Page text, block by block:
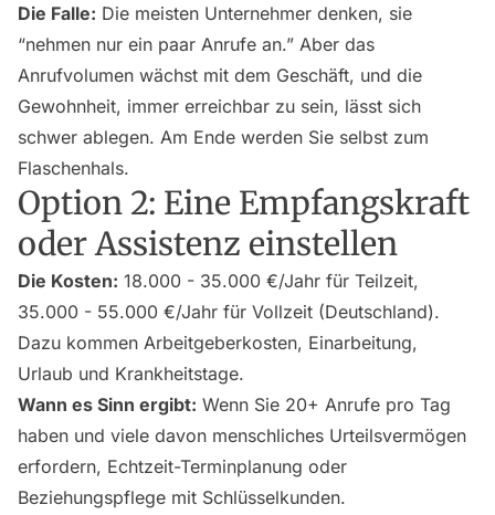
Die Falle: Die meisten Unternehmer denken, sie
“nehmen nur ein paar Anrufe an.” Aber das
Anrufvolumen wächst mit dem Geschäft, und die
Gewohnheit, immer erreichbar zu sein, lässt sich
schwer ablegen. Am Ende werden Sie selbst zum
Flaschenhals.
Option 2: Eine Empfangskraft
oder Assistenz einstellen
Die Kosten: 18.000 - 35.000 €/Jahr für Teilzeit,
35.000 - 55.000 €/Jahr für Vollzeit (Deutschland).
Dazu kommen Arbeitgeberkosten, Einarbeitung,
Urlaub und Krankheitstage.
Wann es Sinn ergibt: Wenn Sie 20+ Anrufe pro Tag
haben und viele davon menschliches Urteilsvermögen
erfordern, Echtzeit-Terminplanung oder
Beziehungspflege mit Schlüsselkunden.